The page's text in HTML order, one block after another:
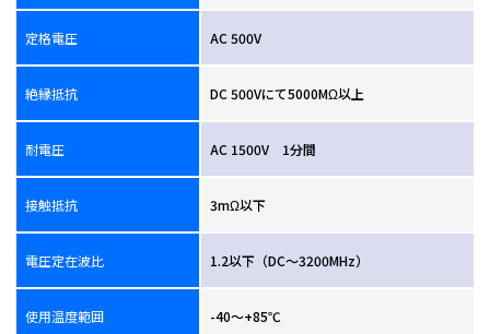
定格電圧 AC 500V
絶縁抵抗 DC 500Vにて5000MΩ以上
耐電圧 AC 1500V 1分間
接触抵抗 3mΩ以下
電圧定在波比 1.2以下（DC～3200MHz）
使用温度範囲 -40～+85℃